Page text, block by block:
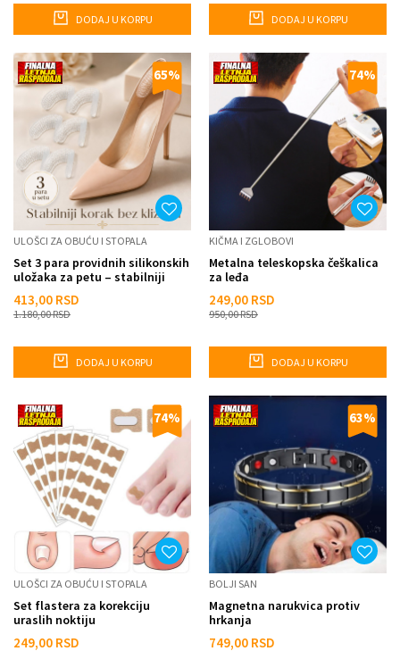
DODAJ U KORPU DODAJ U KORPU
65%
ULOŠCI ZA OBUĆU I STOPALA
Set 3 para providnih silikonskih
uložaka za petu – stabilniji
413,00 RSD
1.180,00RSD
DODAJ U KORPU
74%
KIČMA I ZGLOBOVI
Metalna teleskopska češkalica
za leđa
249,00 RSD
950,00RSD
DODAJ U KORPU
74%
ULOŠCI ZA OBUĆU I STOPALA
Set flastera za korekciju
uraslih noktiju
249,00 RSD
63%
BOLJI SAN
Magnetna narukvica protiv
hrkanja
749,00 RSD